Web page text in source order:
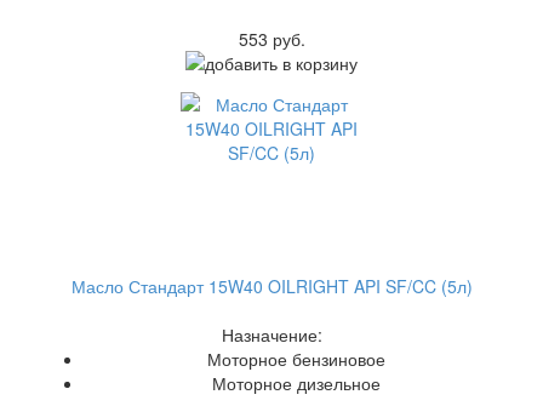
553 руб.
Масло Стандарт 15W40 OILRIGHT API SF/CC (5л)
Назначение:
Моторное бензиновое
Моторное дизельное